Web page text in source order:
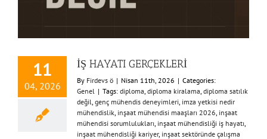
11
04, 2026
İŞ HAYATI GERÇEKLERİ
By Firdevs ö | Nisan 11th, 2026 | Categories:
Genel | Tags: diploma diploma kiralama diploma satılık
değil genç mühendis deneyimleri imza yetkisi nedir
mühendislik inşaat mühendisi maaşları 2026 inşaat
mühendisi sorumlulukları inşaat mühendisliği iş hayatı
inşaat mühendisliği kariyer, inşaat sektöründe çalışma